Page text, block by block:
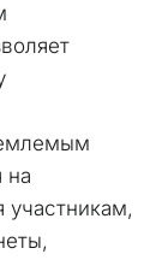
на
участникам,